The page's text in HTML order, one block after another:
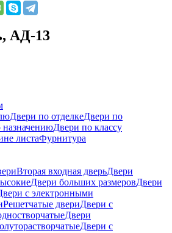
АД-13
Двери по отделкеДвери по
назначениюДвери по классу
листаФурнитура
Вторая входная дверьДвери
Двери больших размеровДвери
с электронными
Решетчатые двериДвери с
Двери
Двери с